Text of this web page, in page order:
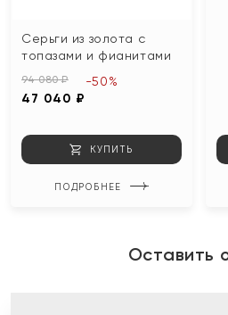
Серьги из золота с
топазами и фианитами
94 080 ₽
47 040 ₽
-50%
КУПИТЬ
ПОДРОБНЕЕ
Оставить